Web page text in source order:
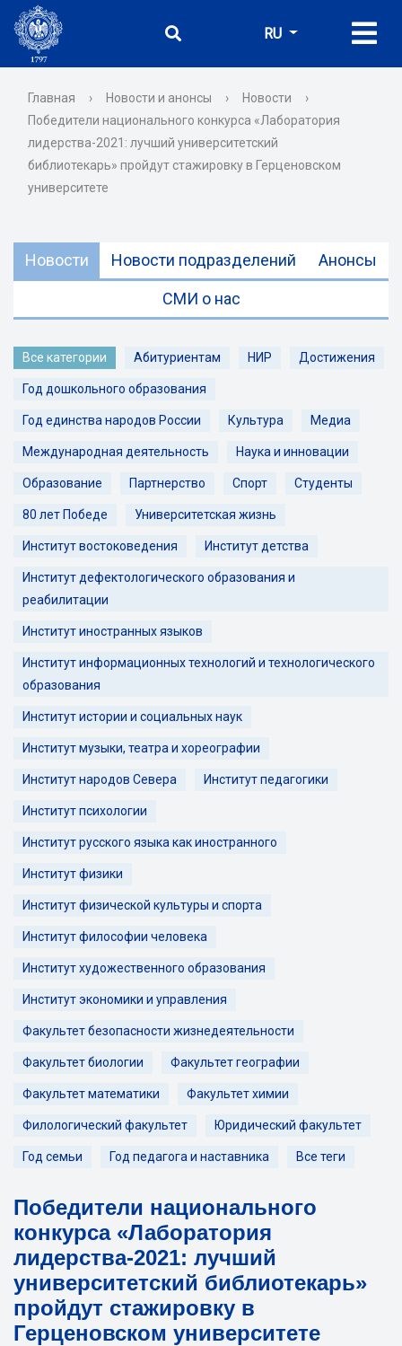
RU
Главная › Новости и анонсы › Новости
›
Победители национального конкурса «Лаборатория
лидерства-2021: лучший университетский
библиотекарь» пройдут стажировку в Герценовском
университете
Новости Новости подразделений Анонсы
СМИ о нас
Все категории Абитуриентам НИР Достижения
Год дошкольного образования
Год единства народов России Культура Медиа
Международная деятельность Наука и инновации
Образование Партнерство Спорт Студенты
80 лет Победе Университетская жизнь
Институт востоковедения Институт детства
Институт дефектологического образования и
реабилитации
Институт иностранных языков
Институт информационных технологий и технологического
образования
Институт истории и социальных наук
Институт музыки, театра и хореографии
Институт народов Севера Институт педагогики
Институт психологии
Институт русского языка как иностранного
Институт физики
Институт физической культуры и спорта
Институт философии человека
Институт художественного образования
Институт экономики и управления
Факультет безопасности жизнедеятельности
Факультет биологии Факультет географии
Факультет математики Факультет химии
Филологический факультет Юридический факультет
Год семьи Год педагога и наставника Все теги
Победители национального
конкурса «Лаборатория
лидерства-2021: лучший
университетский библиотекарь»
пройдут стажировку в
Герценовском университете